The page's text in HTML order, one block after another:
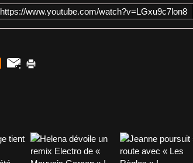
https://www.youtube.com/watch?v=LGxu9c7lon8